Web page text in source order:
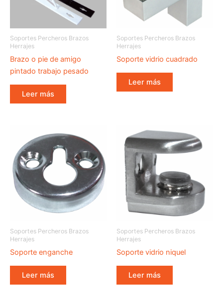
Soportes Percheros Brazos
Herrajes
Brazo o pie de amigo
pintado trabajo pesado
Leer más
Soportes Percheros Brazos
Herrajes
Soporte vidrio cuadrado
Leer más
Soportes Percheros Brazos
Herrajes
Soporte enganche
Leer más
Soportes Percheros Brazos
Herrajes
Soporte vidrio niquel
Leer más